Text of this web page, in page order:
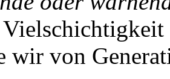
wir von